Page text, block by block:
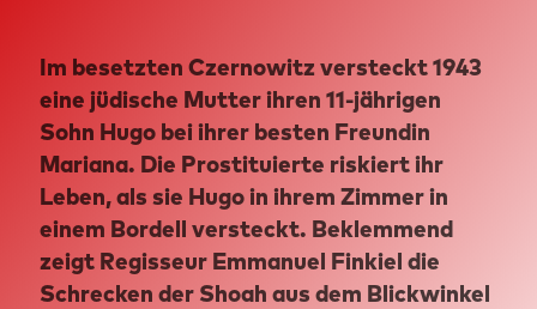
Im besetzten Czernowitz versteckt 1943
eine jüdische Mutter ihren 11-jährigen
Sohn Hugo bei ihrer besten Freundin
Mariana. Die Prostituierte riskiert ihr
Leben, als sie Hugo in ihrem Zimmer in
einem Bordell versteckt. Beklemmend
zeigt Regisseur Emmanuel Finkiel die
Schrecken der Shoah aus dem Blickwinkel